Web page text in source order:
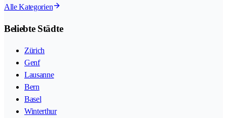
Alle Kategorien
Beliebte Städte
Zürich
Genf
Lausanne
Bern
Basel
Winterthur